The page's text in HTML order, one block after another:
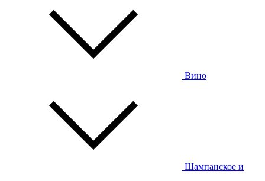
Вино
Шампанское и